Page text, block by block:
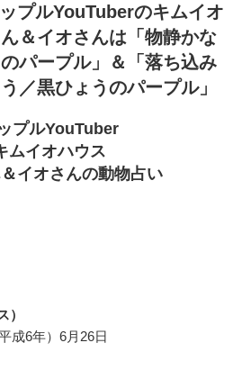
プルYouTuberのキムイオ
＆イオさんは「物静かな
パープル」＆「落ち込み
／黒ひょうのパープル」
プルYouTuber
ムイオハウス
イオさんの動物占い
）
成6年）6月26日